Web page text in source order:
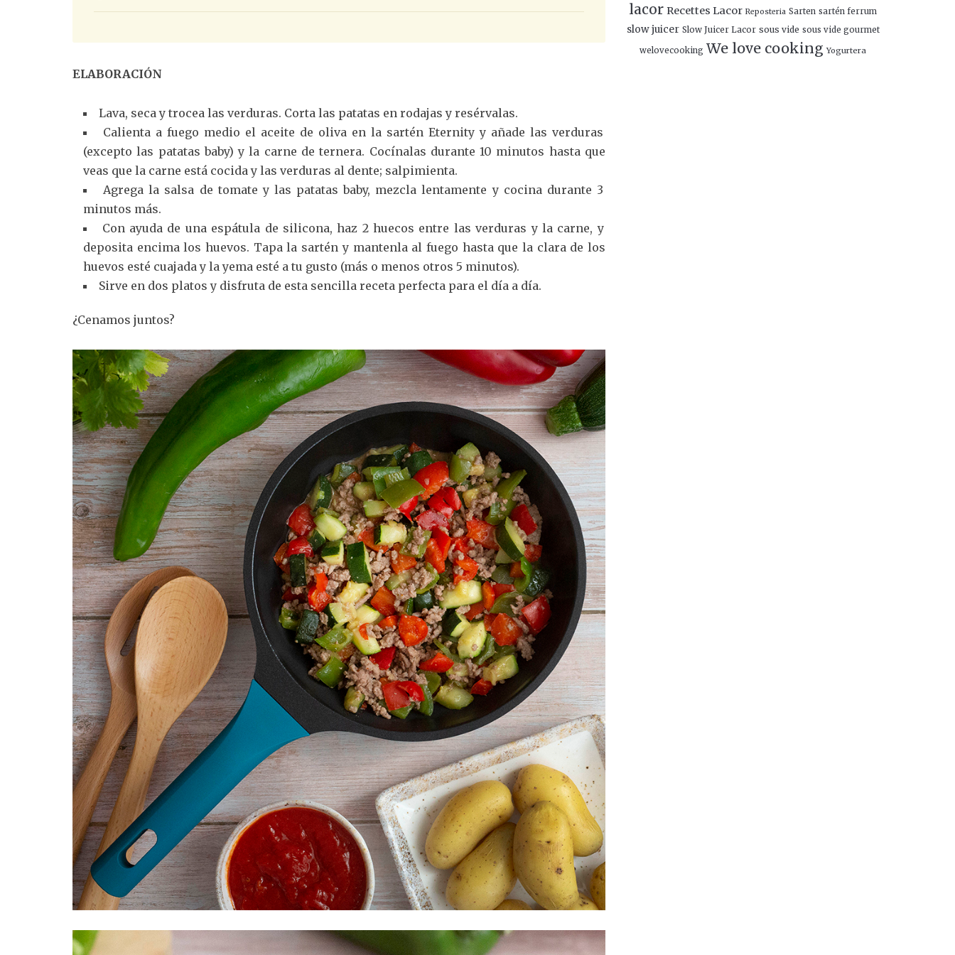
ELABORACIÓN
Lava, seca y trocea las verduras. Corta las patatas en rodajas y resérvalas.
Calienta a fuego medio el aceite de oliva en la sartén Eternity y añade las verduras
(excepto las patatas baby) y la carne de ternera. Cocínalas durante 10 minutos hasta que
veas que la carne está cocida y las verduras al dente; salpimienta.
Agrega la salsa de tomate y las patatas baby, mezcla lentamente y cocina durante 3
minutos más.
Con ayuda de una espátula de silicona, haz 2 huecos entre las verduras y la carne, y
deposita encima los huevos. Tapa la sartén y mantenla al fuego hasta que la clara de los
huevos esté cuajada y la yema esté a tu gusto (más o menos otros 5 minutos).
Sirve en dos platos y disfruta de esta sencilla receta perfecta para el día a día.
¿Cenamos juntos?
lacor Recettes Lacor Reposteria Sarten sartén ferrum
slow juicer Slow Juicer Lacor sous vide sous vide gourmet
welovecooking We love cooking Yogurtera